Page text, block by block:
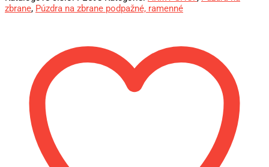
zbrane, Púzdra na zbrane podpažné, ramenné